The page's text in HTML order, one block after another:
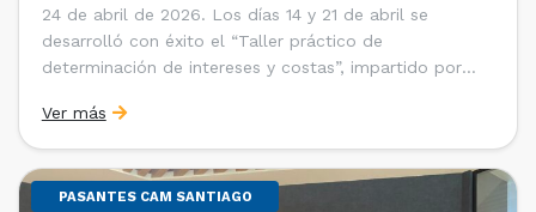
24 de abril de 2026. Los días 14 y 21 de abril se
desarrolló con éxito el “Taller práctico de
determinación de intereses y costas”, impartido por
Universidad Católica de Chile y Magíster en Economía
de la Universidad de Chicago) y María Luisa Petitpas
[…]
Ver más
PASANTES CAM SANTIAGO